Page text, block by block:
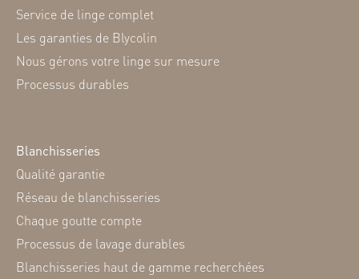
Service de linge complet
Les garanties de Blycolin
Nous gérons votre linge sur mesure
Processus durables
Blanchisseries
Qualité garantie
Réseau de blanchisseries
Chaque goutte compte
Processus de lavage durables
Blanchisseries haut de gamme recherchées